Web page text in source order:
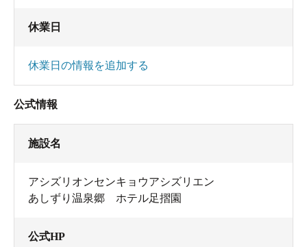
休業日
休業日の情報を追加する
公式情報
施設名
アシズリオンセンキョウアシズリエン
あしずり温泉郷 ホテル足摺園
公式HP